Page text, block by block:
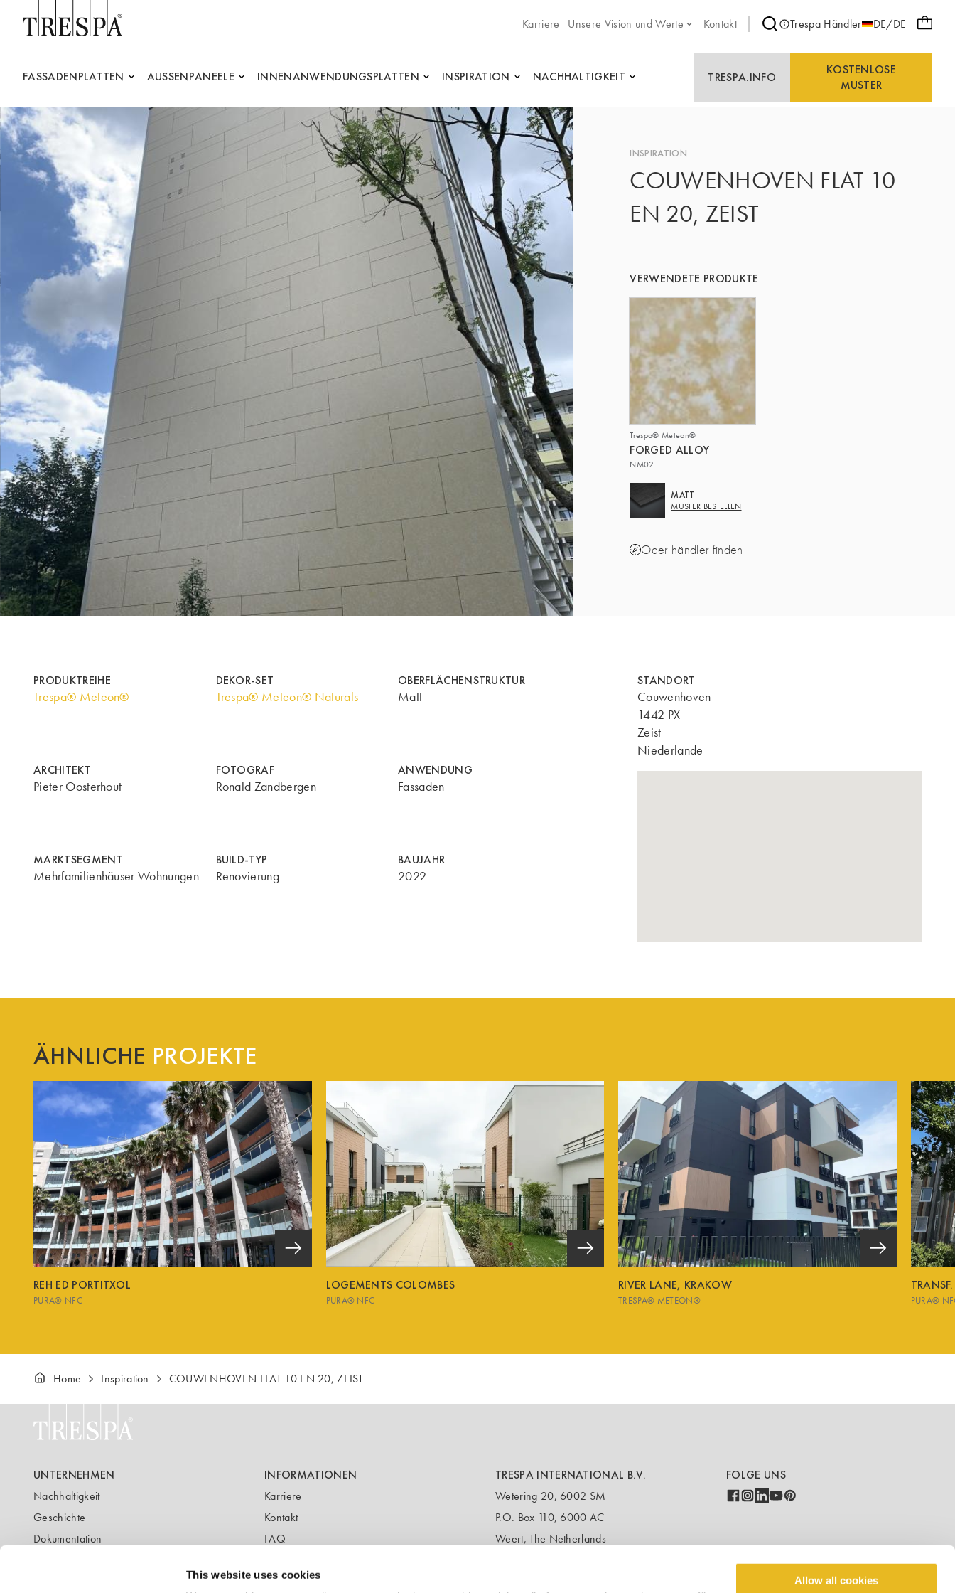
This website uses cookies
Allow all cookies
Karriere
Unsere Vision und Werte Kontakt Trespa Händler DE/DE
FASSADENPLATTEN AUSSENPANEELE INNENANWENDUNGSPLATTEN INSPIRATION NACHHALTIGKEIT TRESPA.INFO
KOSTENLOSE
MUSTER
INSPIRATION
COUWENHOVEN FLAT 10
EN 20, ZEIST
VERWENDETE PRODUKTE
Trespa® Meteon®
FORGED ALLOY
NM02
MATT
MUSTER BESTELLEN
Oder händler finden
PRODUKTREIHE
Trespa® Meteon®
DEKOR-SET
Trespa® Meteon® Naturals
OBERFLÄCHENSTRUKTUR
Matt
ARCHITEKT
Pieter Oosterhout
FOTOGRAF
Ronald Zandbergen
ANWENDUNG
Fassaden
MARKTSEGMENT
Mehrfamilienhäuser Wohnungen
BUILD-TYP
Renovierung
BAUJAHR
2022
STANDORT
Couwenhoven
1442 PX
Zeist
Niederlande
ÄHNLICHE PROJEKTE
REH ED PORTITXOL
PURA® NFC
LOGEMENTS COLOMBES
PURA® NFC
RIVER LANE, KRAKOW
TRESPA® METEON® PURA®
Home Inspiration COUWENHOVEN FLAT 10 EN 20, ZEIST
FOLGE UNS
COUNTRY - LANGUAGE
UNTERNEHMEN
Nachhaltigkeit
Geschichte
Dokumentation
INFORMATIONEN
Karriere
Kontakt
FAQ
TRESPA INTERNATIONAL B.V.
Wetering 20, 6002 SM
P.O. Box 110, 6000 AC
Weert, The Netherlands